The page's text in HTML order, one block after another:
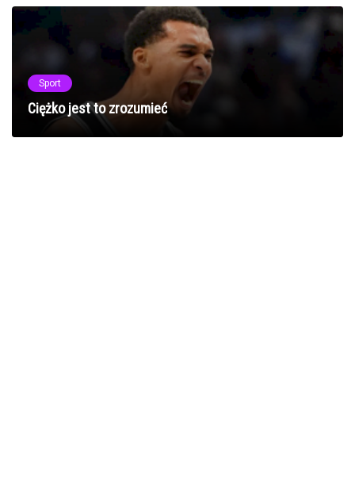
Sport
Ciężko jest to zrozumieć